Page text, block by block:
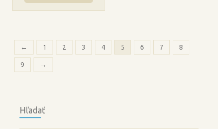
← 1 2 3 4 5 6 7 8
9 →
Hľadať